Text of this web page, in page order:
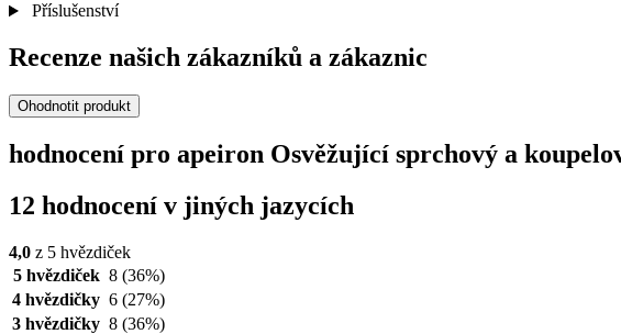
Příslušenství
Recenze našich zákazníků a zákaznic
Ohodnotit produkt
hodnocení pro apeiron Osvěžující sprchový a
12 hodnocení v jiných jazycích
4,0 z 5 hvězdiček
5 hvězdiček 8 (36%)
4 hvězdičky 6 (27%)
3 hvězdičky 8 (36%)